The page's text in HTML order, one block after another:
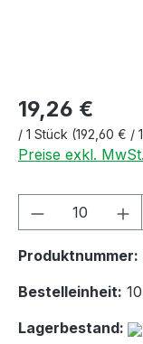
19,26 €
/ 1 Stück (192,60 € /
Preise exkl.
Produkt
Produktnummer:
Bestelleinheit:
Lagerbestand: